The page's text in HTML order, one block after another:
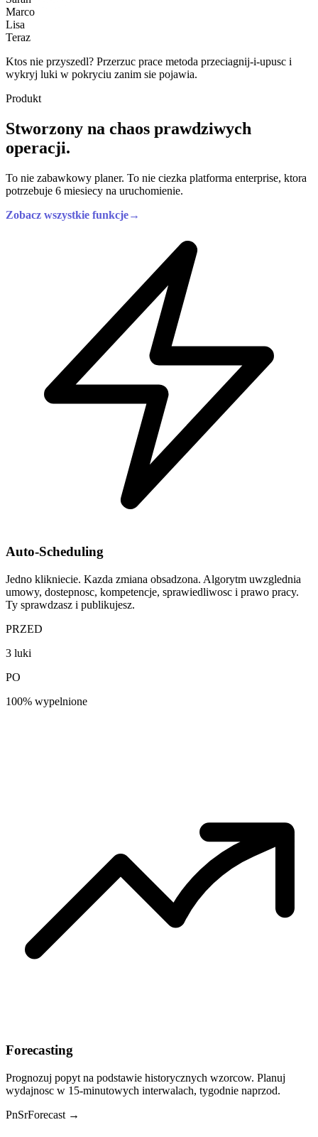
Marco
Lisa
Teraz
Ktos nie przyszedl? Przerzuc prace metoda przeciagnij-i-upusc i
wykryj luki w pokryciu zanim sie pojawia.
Produkt
Stworzony na chaos prawdziwych
operacji.
To nie zabawkowy planer. To nie ciezka platforma enterprise, ktora
potrzebuje 6 miesiecy na uruchomienie.
Zobacz wszystkie funkcje→
Auto-Scheduling
Jedno klikniecie. Kazda zmiana obsadzona. Algorytm uwzglednia
umowy, dostepnosc, kompetencje, sprawiedliwosc i prawo pracy.
Ty sprawdzasz i publikujesz.
PRZED
3 luki
PO
100% wypelnione
Forecasting
Prognozuj popyt na podstawie historycznych wzorcow. Planuj
wydajnosc w 15-minutowych interwalach, tygodnie naprzod.
PnSrForecast →